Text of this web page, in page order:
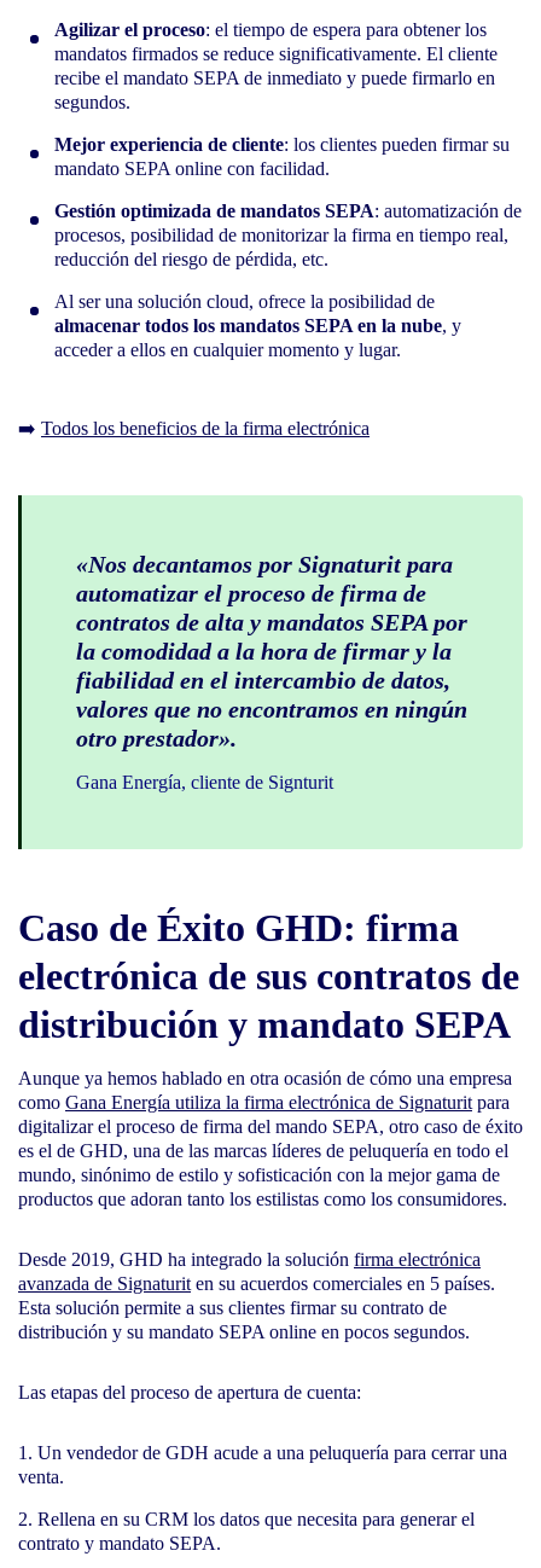
Agilizar el proceso: el tiempo de espera para obtener los
mandatos firmados se reduce significativamente. El cliente
recibe el mandato SEPA de inmediato y puede firmarlo en
segundos.
Mejor experiencia de cliente: los clientes pueden firmar su
mandato SEPA online con facilidad.
Gestión optimizada de mandatos SEPA: automatización de
procesos, posibilidad de monitorizar la firma en tiempo real,
reducción del riesgo de pérdida, etc.
Al ser una solución cloud, ofrece la posibilidad de
almacenar todos los mandatos SEPA en la nube, y
acceder a ellos en cualquier momento y lugar.
➡️ Todos los beneficios de la firma electrónica
«Nos decantamos por Signaturit para
automatizar el proceso de firma de
contratos de alta y mandatos SEPA por
la comodidad a la hora de firmar y la
fiabilidad en el intercambio de datos,
valores que no encontramos en ningún
otro prestador».
Gana Energía, cliente de Signturit
Caso de Éxito GHD: firma
electrónica de sus contratos de
distribución y mandato SEPA
Aunque ya hemos hablado en otra ocasión de cómo una empresa
como Gana Energía utiliza la firma electrónica de Signaturit para
digitalizar el proceso de firma del mando SEPA, otro caso de éxito
es el de GHD, una de las marcas líderes de peluquería en todo el
mundo, sinónimo de estilo y sofisticación con la mejor gama de
productos que adoran tanto los estilistas como los consumidores.
Desde 2019, GHD ha integrado la solución firma electrónica
avanzada de Signaturit en su acuerdos comerciales en 5 países.
Esta solución permite a sus clientes firmar su contrato de
distribución y su mandato SEPA online en pocos segundos.
Las etapas del proceso de apertura de cuenta:
Un vendedor de GDH acude a una peluquería para cerrar una
venta.
Rellena en su CRM los datos que necesita para generar el
contrato y mandato SEPA.